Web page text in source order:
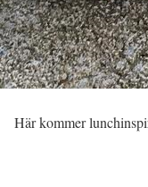
Här kommer